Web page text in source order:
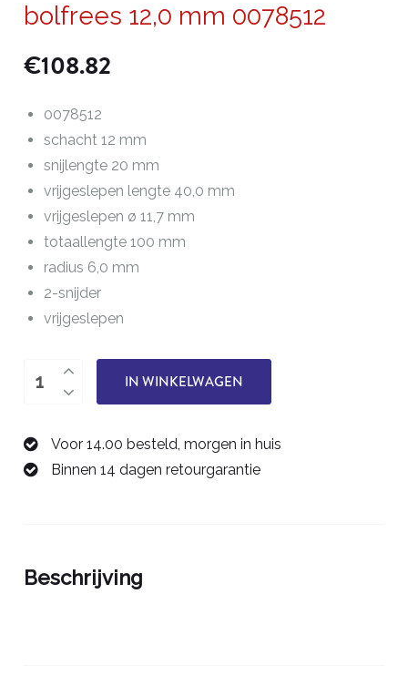
bolfrees 12,0 mm 0078512
€108.82
0078512
schacht 12 mm
snijlengte 20 mm
vrijgeslepen lengte 40,0 mm
vrijgeslepen ø 11,7 mm
totaallengte 100 mm
radius 6,0 mm
2-snijder
vrijgeslepen
bolfrees
0078512
aantal
IN WINKELWAGEN
Voor 14.00 besteld, morgen in huis
Binnen 14 dagen retourgarantie
Beschrijving